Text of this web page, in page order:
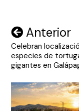
Navegación
de
entradas
Anterior
Celebran
especies de
gigantes en